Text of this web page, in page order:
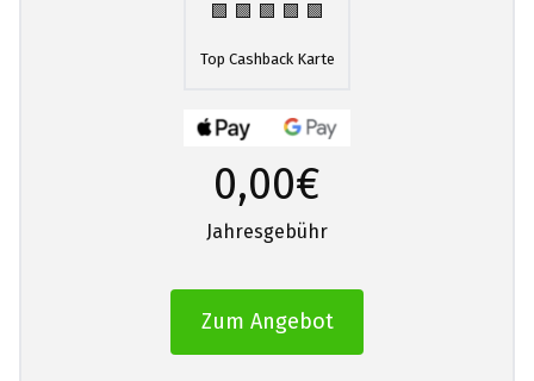
🟩 🟩 🟩 🟩 🟩
Top Cashback Karte
0,00€
Jahresgebühr
Zum Angebot